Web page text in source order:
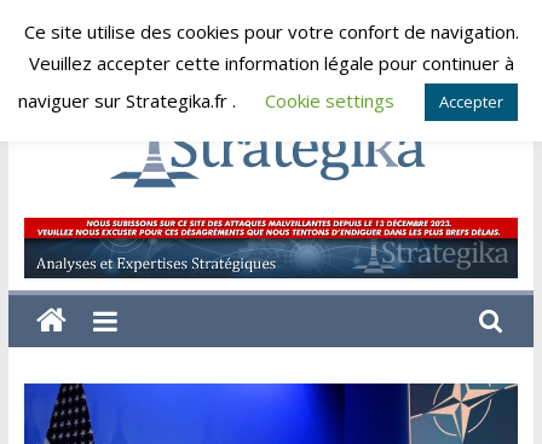
Skip
jeudi, août 6, 2026
Strategika
Expertise
et
Analyses
Ce site utilise des cookies pour votre confort de navigation.
Veuillez accepter cette information légale pour continuer à
naviguer sur Strategika.fr .
Cookie settings Accepter